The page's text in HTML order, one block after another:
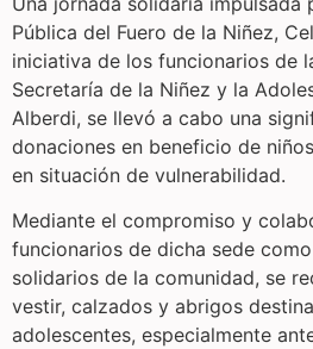
Pública del Fuero de la Niñez,
iniciativa de los funcionarios de
Secretaría de la Niñez y la
Alberdi, se llevó a cabo una
donaciones en beneficio de
en situación de vulnerabilidad.
Mediante el compromiso y
funcionarios de dicha sede
solidarios de la comunidad, se
vestir, calzados y abrigos
adolescentes, especialmente